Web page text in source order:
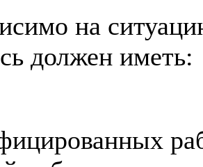
на
должен иметь: